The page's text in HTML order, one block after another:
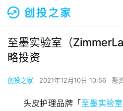
至墨实验室（
略投资
创投之家 2021年12月10日 10:56 融
头皮护理品牌「至墨实验室